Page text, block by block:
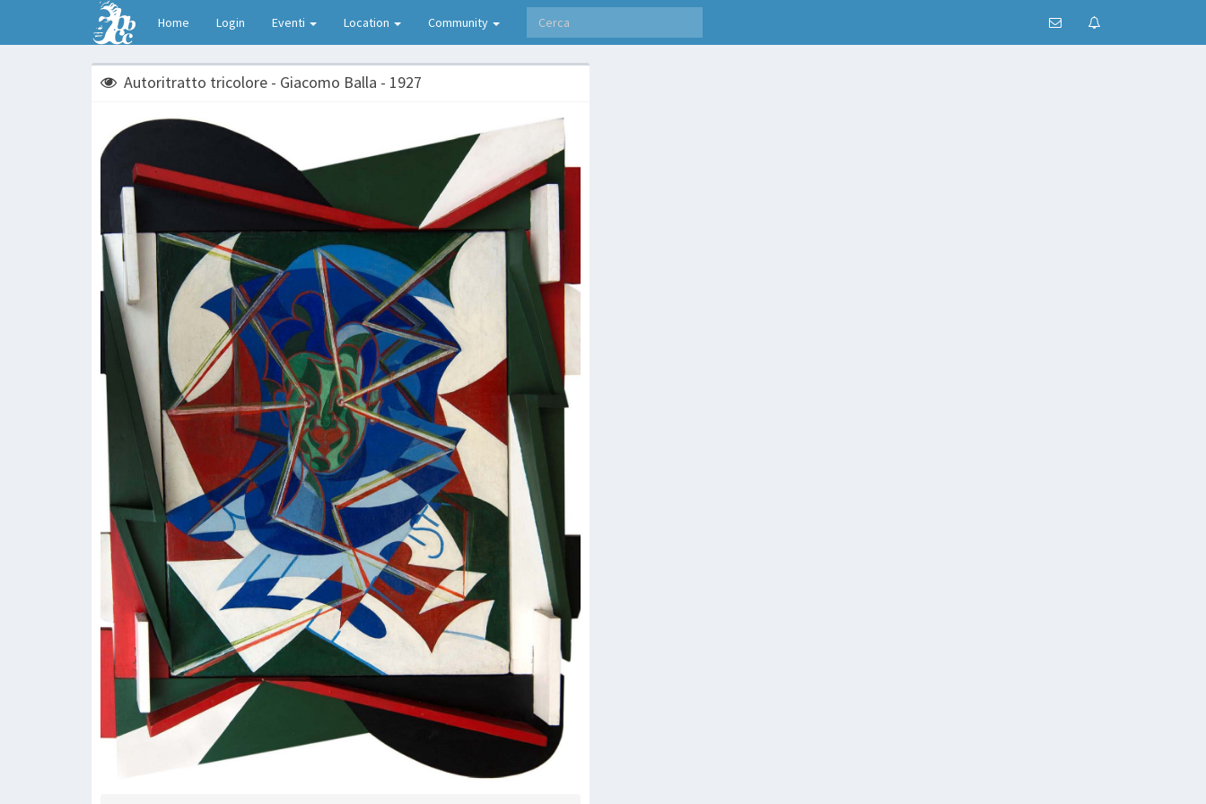
Home Login Eventi Location Community
Autoritratto tricolore - Giacomo Balla - 1927